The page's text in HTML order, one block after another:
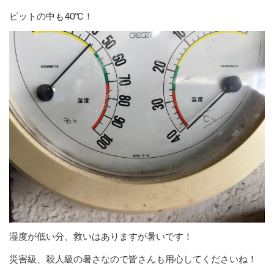
ピットの中も40℃！
湿度が低い分、救いはありますが暑いです！
災害級、殺人級の暑さなので皆さんも用心してくださいね！